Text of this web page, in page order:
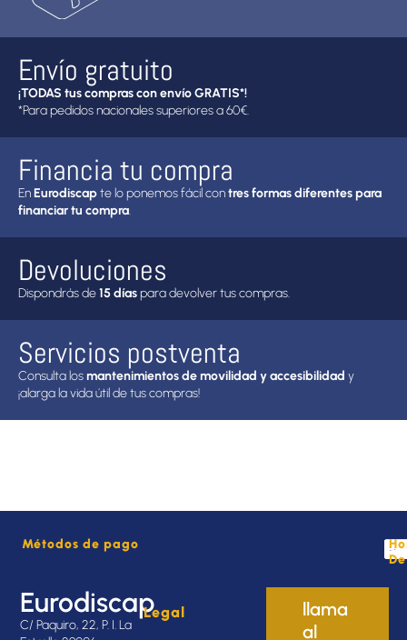
Envío gratuito
¡TODAS tus compras con envío GRATIS*!
*Para pedidos nacionales superiores a 60€.
Financia tu compra
EnEurodiscapte lo ponemos fácil contres formas diferentes para
financiar tu compra.
Devoluciones
Dispondrás de15 díaspara devolver tus compras.
Servicios postventa
Consulta losmantenimientos de movilidad y accesibilidad y
¡alarga la vida útil de tus compras!
Métodos de pago
Eurodiscap
C/ Paquiro, 22, P. I. La
Legal
llama
al